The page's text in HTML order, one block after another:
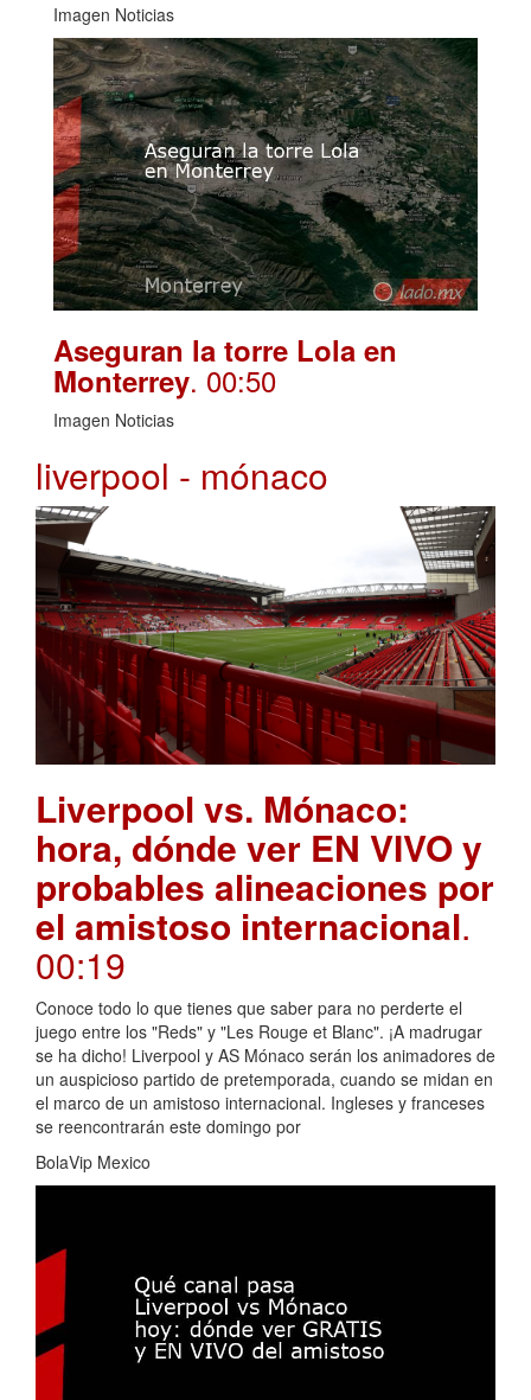
Imagen Noticias
Aseguran la torre Lola en
Monterrey. 00:50
Imagen Noticias
liverpool - mónaco
Liverpool vs. Mónaco:
hora, dónde ver EN VIVO y
probables alineaciones por
el amistoso internacional.
00:19
Conoce todo lo que tienes que saber para no perderte el
juego entre los "Reds" y "Les Rouge et Blanc". ¡A madrugar
se ha dicho! Liverpool y AS Mónaco serán los animadores de
un auspicioso partido de pretemporada, cuando se midan en
el marco de un amistoso internacional. Ingleses y franceses
se reencontrarán este domingo por
BolaVip Mexico